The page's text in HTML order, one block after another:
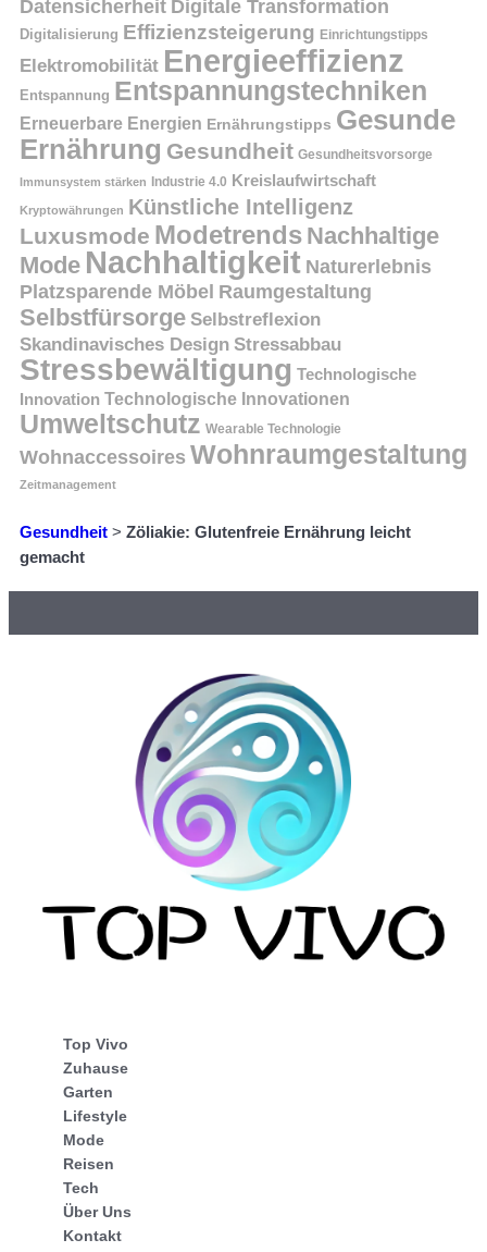
Datensicherheit Digitale Transformation
Digitalisierung Effizienzsteigerung Einrichtungstipps
Elektromobilität Energieeffizienz
Entspannung Entspannungstechniken
Erneuerbare Energien Ernährungstipps Gesunde
Ernährung Gesundheit Gesundheitsvorsorge
Immunsystem stärken Industrie 4.0 Kreislaufwirtschaft
Kryptowährungen Künstliche Intelligenz
Luxusmode Modetrends Nachhaltige
Mode Nachhaltigkeit Naturerlebnis
Platzsparende Möbel Raumgestaltung
Selbstfürsorge Selbstreflexion
Skandinavisches Design Stressabbau
Stressbewältigung Technologische
Innovation Technologische Innovationen
Umweltschutz Wearable Technologie
Wohnaccessoires Wohnraumgestaltung
Zeitmanagement
Gesundheit > Zöliakie: Glutenfreie Ernährung leicht
gemacht
Top Vivo
Zuhause
Garten
Lifestyle
Mode
Reisen
Tech
Über Uns
Kontakt